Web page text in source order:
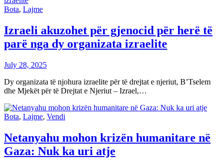
Bota, Lajme
Izraeli akuzohet për gjenocid për herë të
parë nga dy organizata izraelite
July 28, 2025
Dy organizata të njohura izraelite për të drejtat e njeriut, B’Tselem
dhe Mjekët për të Drejtat e Njeriut – Izrael,…
Bota, Lajme, Vendi
Netanyahu mohon krizën humanitare në
Gaza: Nuk ka uri atje